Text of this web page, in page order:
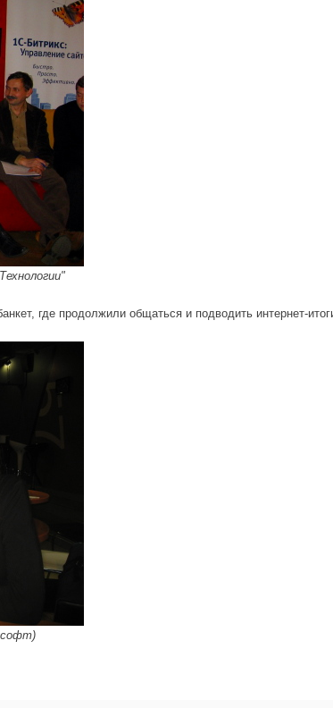
где продолжили общаться и подводить интернет-